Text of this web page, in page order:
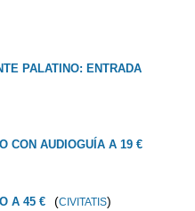
PALATINO: ENTRADA
CON AUDIOGUÍA A 19 €
A 45 € (CIVITATIS)